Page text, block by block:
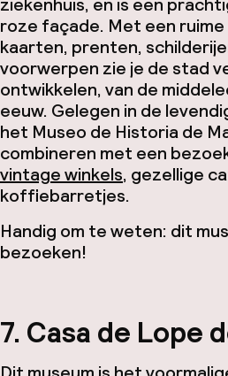
roze façade. Met een
kaarten, prenten,
voorwerpen zie je de stad
ontwikkelen, van de
eeuw. Gelegen in de
het Museo de Historia de
combineren met een
vintage winkels, gezellige
koffiebarretjes.
Handig om te weten: dit
bezoeken!
7. Casa de Lope